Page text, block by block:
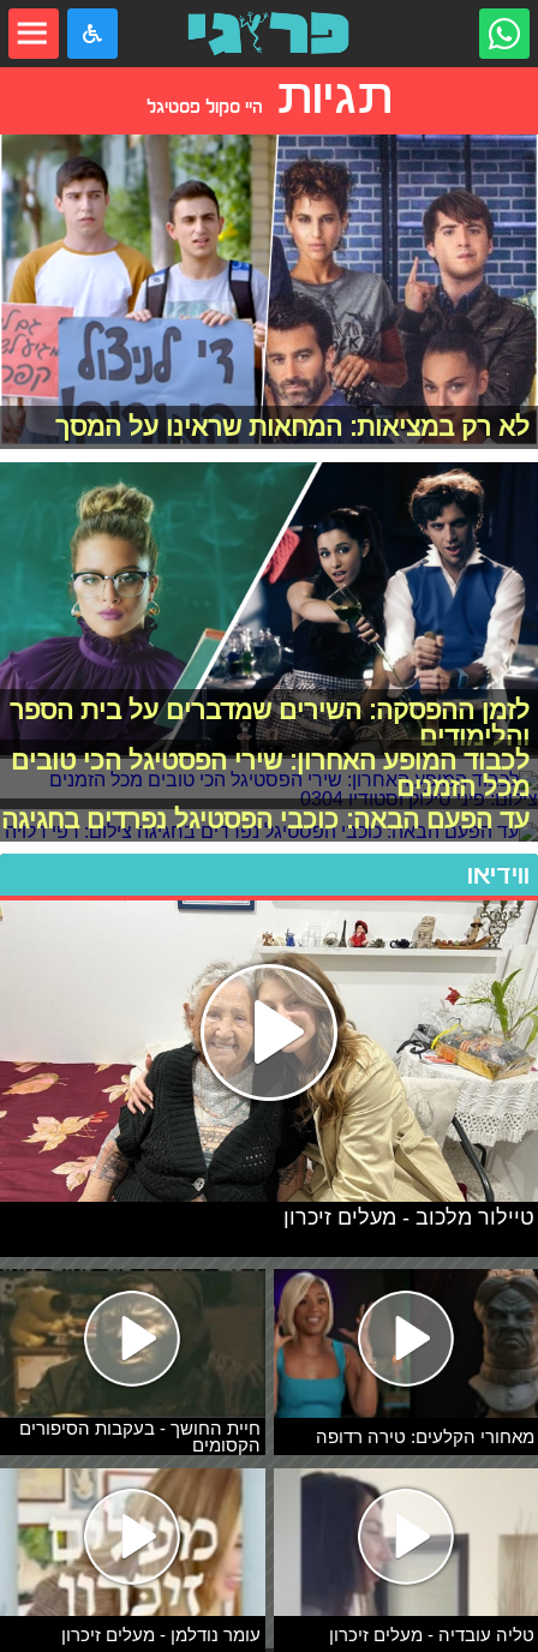
תגיות היי סקול פסטיגל
לא רק במציאות: המחאות שראינו על המסך
לזמן ההפסקה: השירים שמדברים על בית הספר
והלימודים
לכבוד המופע האחרון: שירי הפסטיגל הכי טובים
מכל הזמנים
עד הפעם הבאה: כוכבי הפסטיגל נפרדים בחגיגה
ווידיאו
מאחורי הקלעים: טירה רדופה
חיית החושך - בעקבות הסיפורים
הקסומים
טליה עובדיה - מעלים זיכרון עומר נודלמן - מעלים זיכרון
טיילור מלכוב - מעלים זיכרון